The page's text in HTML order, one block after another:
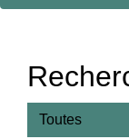
Toutes